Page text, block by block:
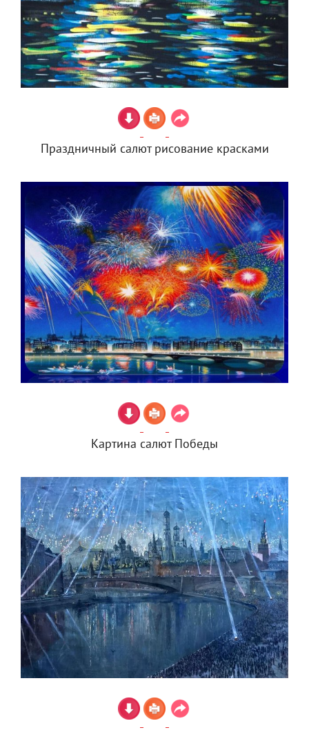
Праздничный салют рисование красками
Картина салют Победы